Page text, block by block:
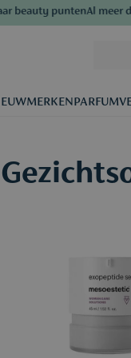
puntenAl meer dan
MERKEN PARFUM